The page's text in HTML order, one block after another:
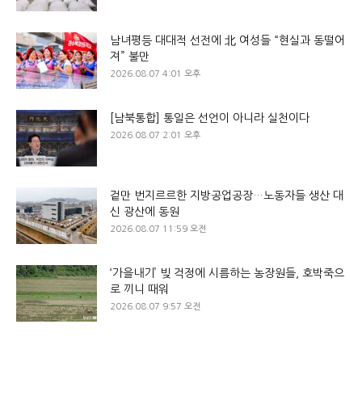
남녀평등 대대적 선전에 北 여성들 “현실과 동떨어
져” 불만
2026.08.07 4:01 오후
[남북통합] 통일은 선언이 아니라 실천이다
2026.08.07 2:01 오후
겉만 번지르르한 지방공업공장…노동자들 생산 대
신 광산에 동원
2026.08.07 11:59 오전
‘가을내기’ 빚 걱정에 시름하는 농장원들, 호박죽으
로 끼니 때워
2026.08.07 9:57 오전